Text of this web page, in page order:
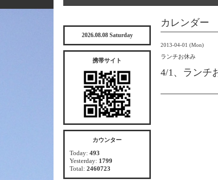
カレンダー
2013-04-01 (Mon)
ランチお休み
4/1、ランチ
2026.08.08 Saturday
携帯サイト
カウンター
Today: 493
Yesterday: 1799
Total: 2460723